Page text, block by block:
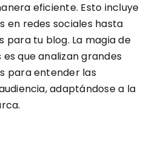
eficiente. Esto incluye
en redes sociales hasta
tu blog. La magia de
que analizan grandes
para entender las
adaptándose a la